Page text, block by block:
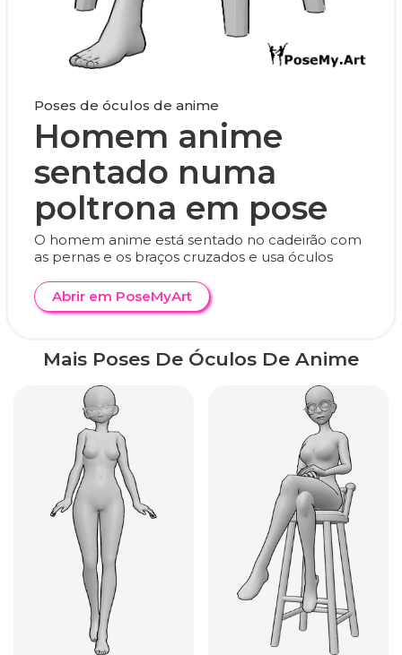
Poses de óculos de anime
Homem anime
sentado numa
poltrona em pose
O homem anime está sentado no cadeirão com
as pernas e os braços cruzados e usa óculos
Abrir em PoseMyArt
Mais Poses De Óculos De Anime